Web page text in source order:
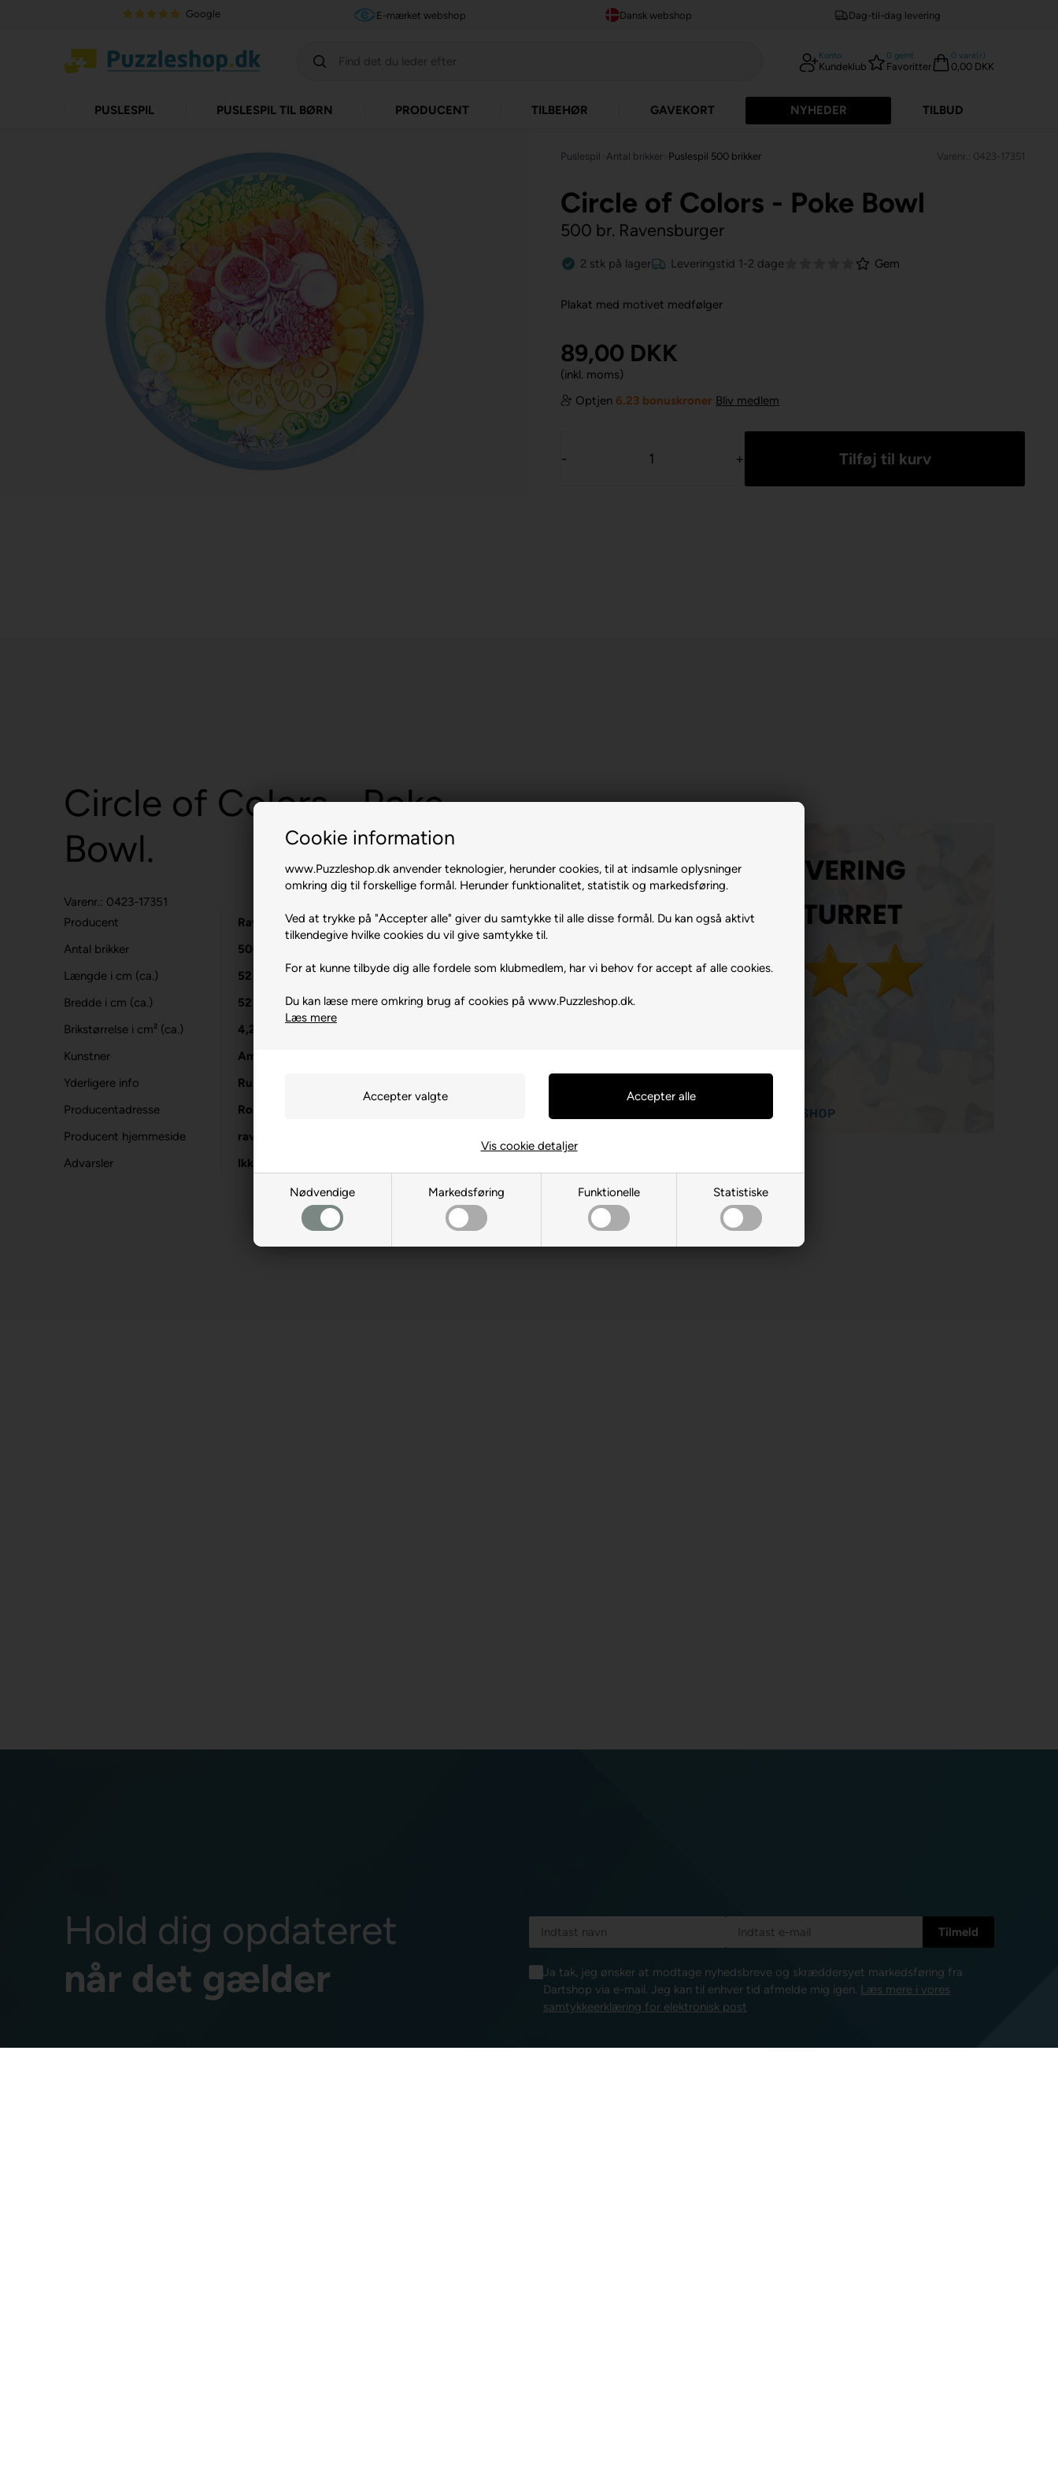
Cookie information
www.Puzzleshop.dk anvender teknologier, herunder cookies, til at indsamle oplysninger
omkring dig til forskellige formål. Herunder funktionalitet, statistik og markedsføring.
Ved at trykke på "Accepter alle" giver du samtykke til alle disse formål. Du kan også aktivt
tilkendegive hvilke cookies du vil give samtykke til.
For at kunne tilbyde dig alle fordele som klubmedlem, har vi behov for accept af alle cookies.
Du kan læse mere omkring brug af cookies på www.Puzzleshop.dk.
Læs mere
Nødvendige Markedsføring Funktionelle Statistiske
Vis cookie detaljer
Google E-mærket webshop Dansk webshop Dag-til-dag levering
Konto
Kundeklub
0 gemt
Favoritter
0 vare(r)
0,00 DKK
PUSLESPIL PUSLESPIL TIL BØRN PRODUCENT TILBEHØR GAVEKORT NYHEDER TILBUD
Puslespil Antal brikker Puslespil 500 brikker Varenr.: 0423-17351
Circle of Colors - Poke Bowl
500 br. Ravensburger
2 stk på lager Leveringstid 1-2 dage Gem
Plakat med motivet medfølger
89,00 DKK
(inkl. moms)
Optjen 6.23 bonuskroner Bliv medlem
- +
Circle of Colors - Poke
Bowl.
Varenr.: 0423-17351
Producent
Ravensburger
Antal brikker
500
Længde i cm (ca.)
52
Bredde i cm (ca.)
52
Brikstørrelse i cm² (ca.)
4,2
Kunstner
Amara Strand
Yderligere info
Rundt puslespil, 52 cm i diameter
Producentadresse
Robert-Bosch-Str. 1, DE-88214 Ravensburg
Producent hjemmeside
ravensburger.org
Advarsler
Ikke til børn under 3 år. Indeholder små dele.
Hold dig opdateret
når det gælder
Ja tak, jeg ønsker at modtage nyhedsbreve og skræddersyet markedsføring fra
Dartshop via e-mail. Jeg kan til enhver tid afmelde mig igen. Læs mere i vores
samtykkeerklæring for elektronisk post